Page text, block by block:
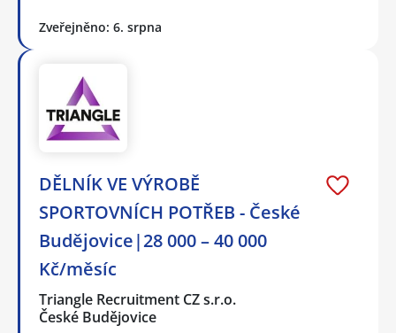
Zveřejněno: 6. srpna
DĚLNÍK VE VÝROBĚ
SPORTOVNÍCH POTŘEB - České
Budějovice|28 000 – 40 000
Kč/měsíc
Triangle Recruitment CZ s.r.o.
České Budějovice